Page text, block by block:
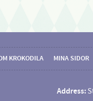
KROKODILA MINA SIDOR
Address: